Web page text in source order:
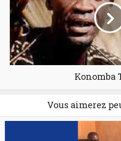
Konomba
Vous aimerez